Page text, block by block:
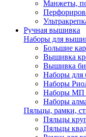
Манжеты,
Ручная вышивка
Наборы для
Большие
Вышивка
Вышивка
Наборы для
Наборы
Наборы МП
Наборы
Пяльцы, рамки,
Пяльцы
Пяльцы